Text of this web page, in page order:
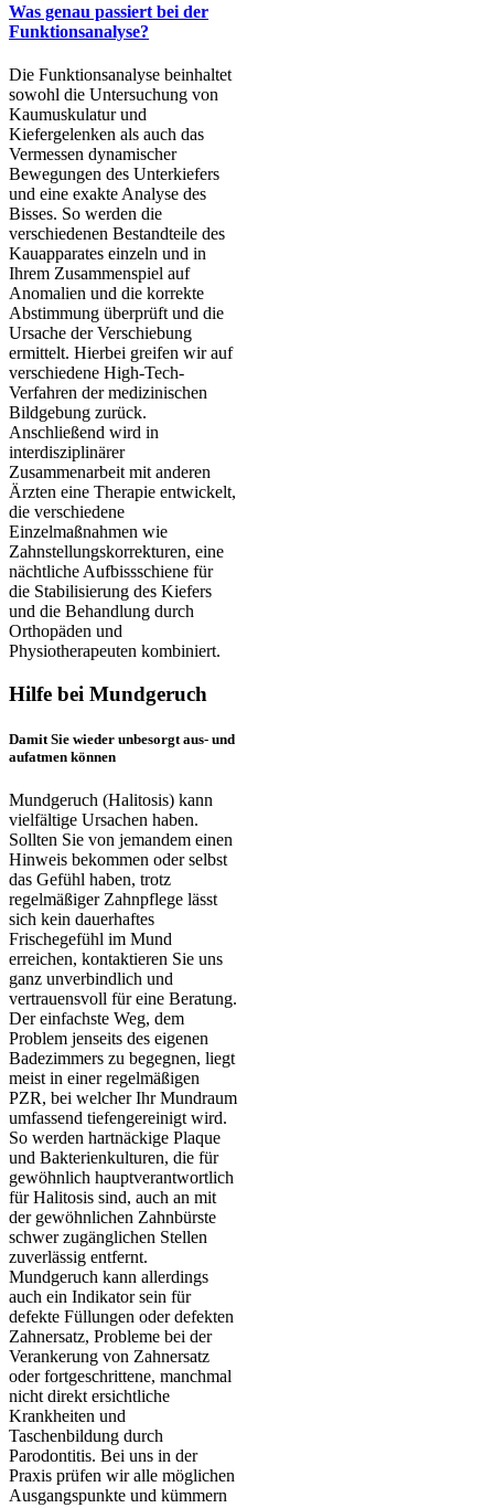
Was genau passiert bei der
Funktionsanalyse?
Die Funktionsanalyse beinhaltet
sowohl die Untersuchung von
Kaumuskulatur und
Kiefergelenken als auch das
Vermessen dynamischer
Bewegungen des Unterkiefers
und eine exakte Analyse des
Bisses. So werden die
verschiedenen Bestandteile des
Kauapparates einzeln und in
Ihrem Zusammenspiel auf
Anomalien und die korrekte
Abstimmung überprüft und die
Ursache der Verschiebung
ermittelt. Hierbei greifen wir auf
verschiedene High-Tech-
Verfahren der medizinischen
Bildgebung zurück.
Anschließend wird in
interdisziplinärer
Zusammenarbeit mit anderen
Ärzten eine Therapie entwickelt,
die verschiedene
Einzelmaßnahmen wie
Zahnstellungskorrekturen, eine
nächtliche Aufbissschiene für
die Stabilisierung des Kiefers
und die Behandlung durch
Orthopäden und
Physiotherapeuten kombiniert.
Hilfe bei Mundgeruch
Damit Sie wieder unbesorgt aus- und
aufatmen können
Mundgeruch (Halitosis) kann
vielfältige Ursachen haben.
Sollten Sie von jemandem einen
Hinweis bekommen oder selbst
das Gefühl haben, trotz
regelmäßiger Zahnpflege lässt
sich kein dauerhaftes
Frischegefühl im Mund
erreichen, kontaktieren Sie uns
ganz unverbindlich und
vertrauensvoll für eine Beratung.
Der einfachste Weg, dem
Problem jenseits des eigenen
Badezimmers zu begegnen, liegt
meist in einer regelmäßigen
PZR, bei welcher Ihr Mundraum
umfassend tiefengereinigt wird.
So werden hartnäckige Plaque
und Bakterienkulturen, die für
gewöhnlich hauptverantwortlich
für Halitosis sind, auch an mit
der gewöhnlichen Zahnbürste
schwer zugänglichen Stellen
zuverlässig entfernt.
Mundgeruch kann allerdings
auch ein Indikator sein für
defekte Füllungen oder defekten
Zahnersatz, Probleme bei der
Verankerung von Zahnersatz
oder fortgeschrittene, manchmal
nicht direkt ersichtliche
Krankheiten und
Taschenbildung durch
Parodontitis. Bei uns in der
Praxis prüfen wir alle möglichen
Ausgangspunkte und kümmern